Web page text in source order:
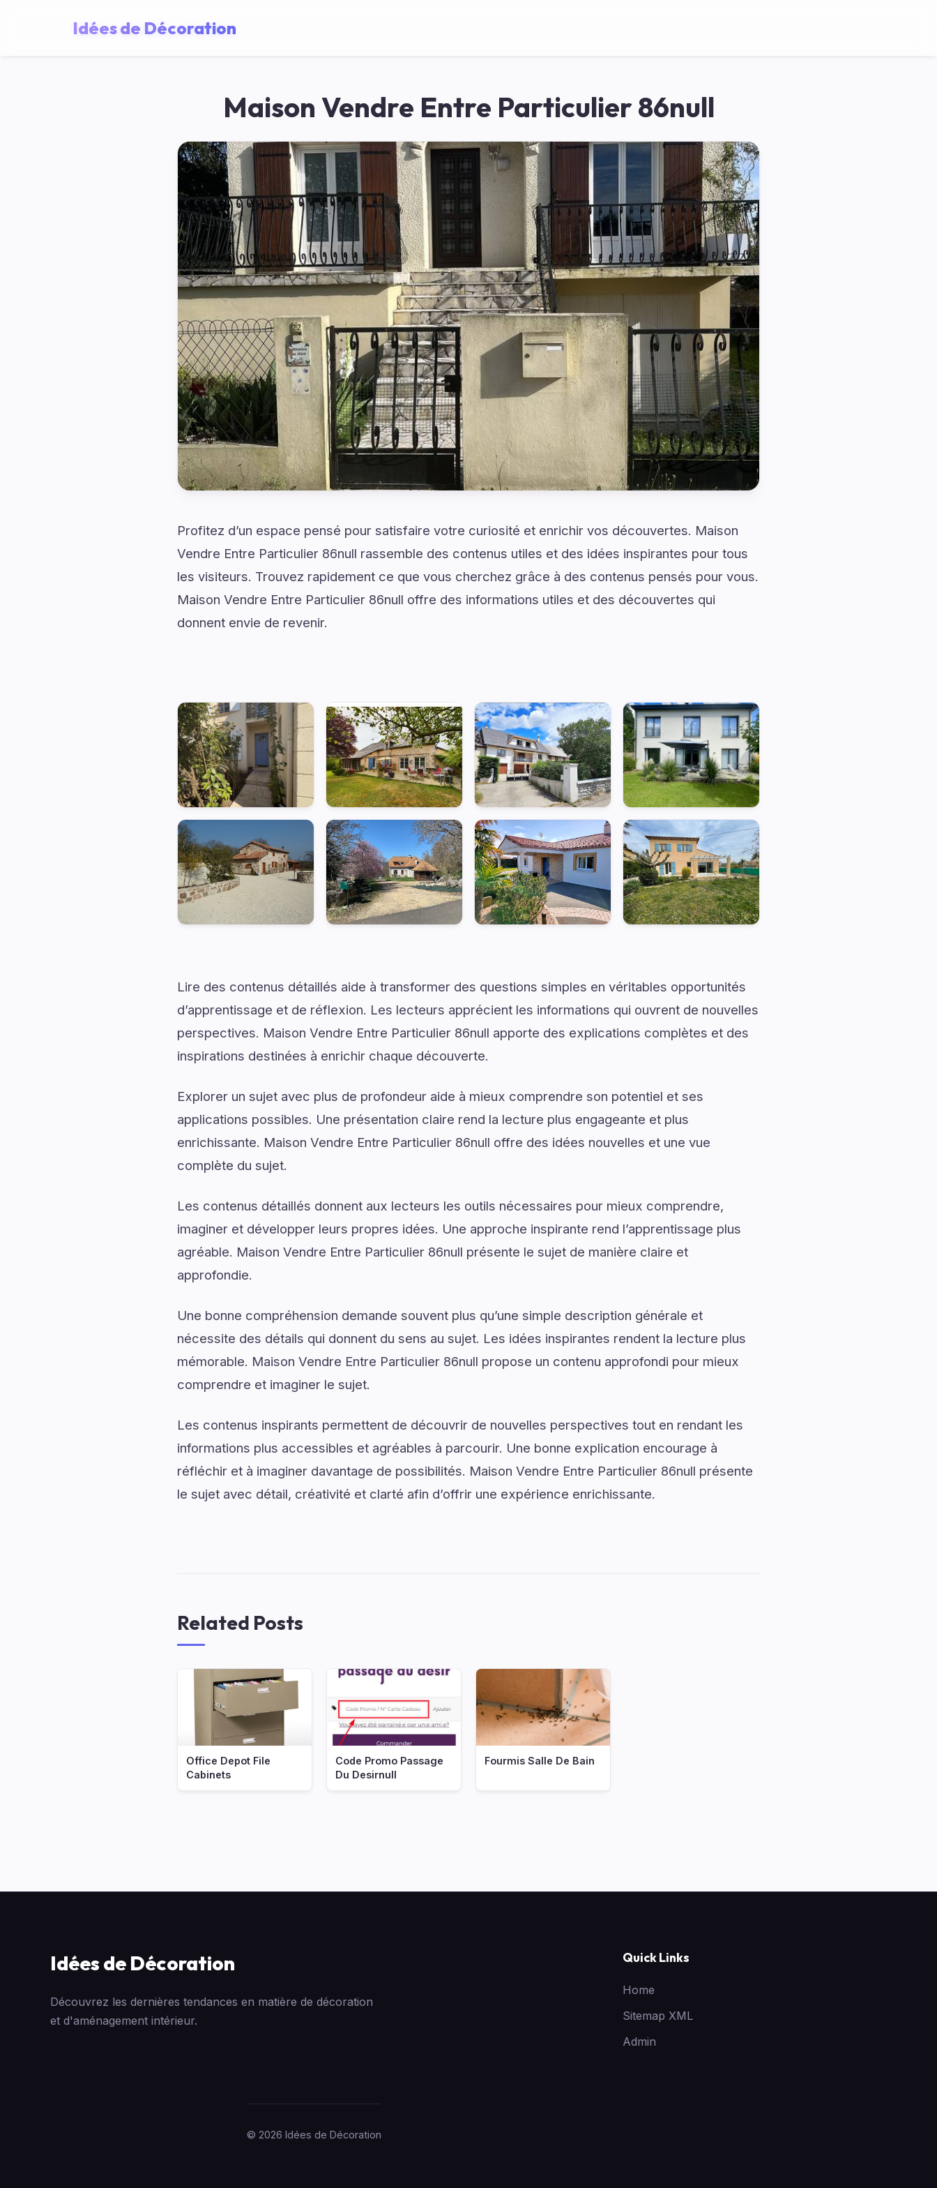
Idées de Décoration
Maison Vendre Entre Particulier 86null
Profitez d’un espace pensé pour satisfaire votre curiosité et enrichir vos découvertes. Maison
Vendre Entre Particulier 86null rassemble des contenus utiles et des idées inspirantes pour tous
les visiteurs. Trouvez rapidement ce que vous cherchez grâce à des contenus pensés pour vous.
Maison Vendre Entre Particulier 86null offre des informations utiles et des découvertes qui
donnent envie de revenir.
Lire des contenus détaillés aide à transformer des questions simples en véritables opportunités
d’apprentissage et de réflexion. Les lecteurs apprécient les informations qui ouvrent de nouvelles
perspectives. Maison Vendre Entre Particulier 86null apporte des explications complètes et des
inspirations destinées à enrichir chaque découverte.
Explorer un sujet avec plus de profondeur aide à mieux comprendre son potentiel et ses
applications possibles. Une présentation claire rend la lecture plus engageante et plus
enrichissante. Maison Vendre Entre Particulier 86null offre des idées nouvelles et une vue
complète du sujet.
Les contenus détaillés donnent aux lecteurs les outils nécessaires pour mieux comprendre,
imaginer et développer leurs propres idées. Une approche inspirante rend l’apprentissage plus
agréable. Maison Vendre Entre Particulier 86null présente le sujet de manière claire et
approfondie.
Une bonne compréhension demande souvent plus qu’une simple description générale et
nécessite des détails qui donnent du sens au sujet. Les idées inspirantes rendent la lecture plus
mémorable. Maison Vendre Entre Particulier 86null propose un contenu approfondi pour mieux
comprendre et imaginer le sujet.
Les contenus inspirants permettent de découvrir de nouvelles perspectives tout en rendant les
informations plus accessibles et agréables à parcourir. Une bonne explication encourage à
réfléchir et à imaginer davantage de possibilités. Maison Vendre Entre Particulier 86null présente
le sujet avec détail, créativité et clarté afin d’offrir une expérience enrichissante.
Related Posts
Office Depot File
Cabinets
Code Promo Passage
Du Desirnull
Fourmis Salle De Bain
Idées de Décoration
Découvrez les dernières tendances en matière de décoration
et d'aménagement intérieur.
Quick Links
Home
Sitemap XML
Admin
© 2026 Idées de Décoration